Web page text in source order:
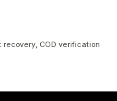
COD verification